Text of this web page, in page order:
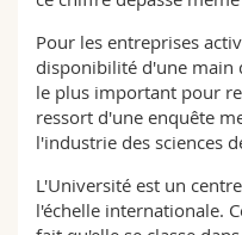
Pour les entreprises
disponibilité d'une
le plus important pour
ressort d'une enquête
l'industrie des sciences
L'Université est un
l'échelle internationale.